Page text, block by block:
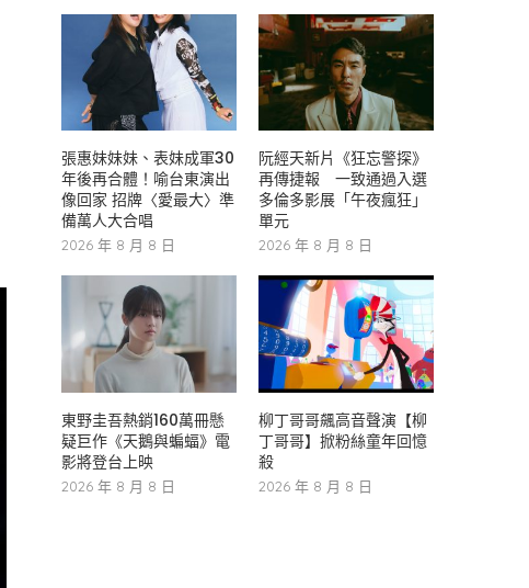
張惠妹妹妹、表妹成軍30
年後再合體！喻台東演出
像回家 招牌〈愛最大〉準
備萬人大合唱
2026 年 8 月 8 日
阮經天新片《狂忘警探》
再傳捷報 一致通過入選
多倫多影展「午夜瘋狂」
單元
2026 年 8 月 8 日
東野圭吾熱銷160萬冊懸
疑巨作《天鵝與蝙蝠》電
影將登台上映
2026 年 8 月 8 日
柳丁哥哥飆高音聲演【柳
丁哥哥】掀粉絲童年回憶
殺
2026 年 8 月 8 日